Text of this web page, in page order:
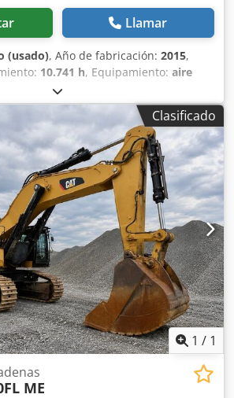
Llamar
(usado), Año de fabricación: 2015,
10.741 h, Equipamiento: aire
324ELN Año de fabricación:
10.741 horas Cabina
Radio Cámara de visión
Longitud del brazo: 3,10 m
completa (para martillo, pinza y
rápido OQ70/55 Csdpfx Aezl Dt
mm de ancho Tren de rodaje
70% Placas de base de 600 mm de
con 151 kW Sistema de lubricación
CE Peso en orden de trabajo:
Clasificado
1 / 1
ME